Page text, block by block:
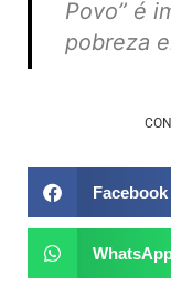
Povo” é
pobreza
Facebook